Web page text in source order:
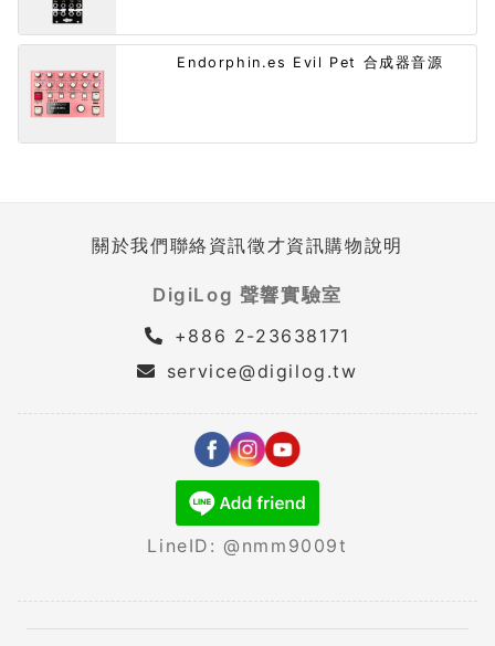
Endorphin.es Evil Pet 合成器音源
關於我們聯絡資訊徵才資訊購物說明
DigiLog 聲響實驗室
+886 2-23638171
service@digilog.tw
LineID: @nmm9009t